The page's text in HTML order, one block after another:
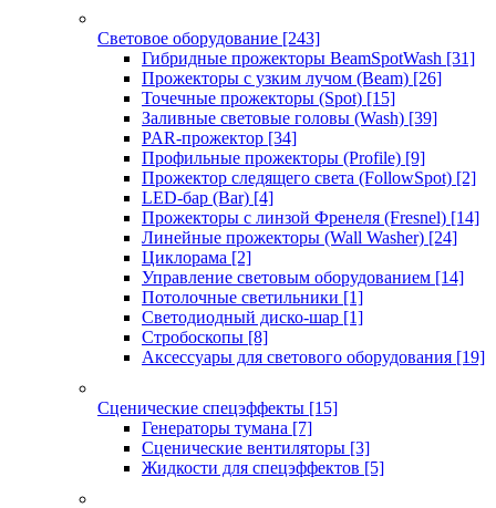
Световое оборудование [243]
Гибридные прожекторы BeamSpotWash [31]
Прожекторы с узким лучом (Beam) [26]
Точечные прожекторы (Spot) [15]
Заливные световые головы (Wash) [39]
PAR-прожектор [34]
Профильные прожекторы (Profile) [9]
Прожектор следящего света (FollowSpot) [2]
LED-бар (Bar) [4]
Прожекторы с линзой Френеля (Fresnel) [14]
Линейные прожекторы (Wall Washer) [24]
Циклорама [2]
Управление световым оборудованием [14]
Потолочные светильники [1]
Светодиодный диско-шар [1]
Стробоскопы [8]
Аксессуары для светового оборудования [19]
Сценические спецэффекты [15]
Генераторы тумана [7]
Сценические вентиляторы [3]
Жидкости для спецэффектов [5]